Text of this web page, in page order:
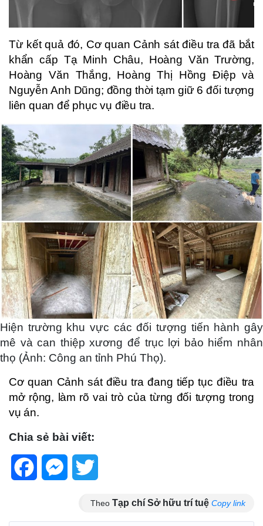
Từ kết quả đó, Cơ quan Cảnh sát điều tra đã bắt
khẩn cấp Tạ Minh Châu, Hoàng Văn Trường,
Hoàng Văn Thắng, Hoàng Thị Hồng Điệp và
Nguyễn Anh Dũng; đồng thời tạm giữ 6 đối tượng
liên quan để phục vụ điều tra.
Hiện trường khu vực các đối tượng tiến hành gây
mê và can thiệp xương để trục lợi bảo hiểm nhân
thọ (Ảnh: Công an tỉnh Phú Thọ).
Cơ quan Cảnh sát điều tra đang tiếp tục điều tra
mở rộng, làm rõ vai trò của từng đối tượng trong
vụ án.
Chia sẻ bài viết:
FacebookMessenger
Theo Tạp chí Sở hữu trí tuệ Copy link